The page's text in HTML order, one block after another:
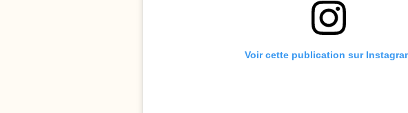
Voir cette publication sur